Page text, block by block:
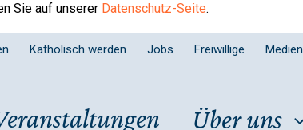
Sie auf unserer Datenschutz-Seite.
Katholisch werden Jobs Freiwillige Medien
Über uns